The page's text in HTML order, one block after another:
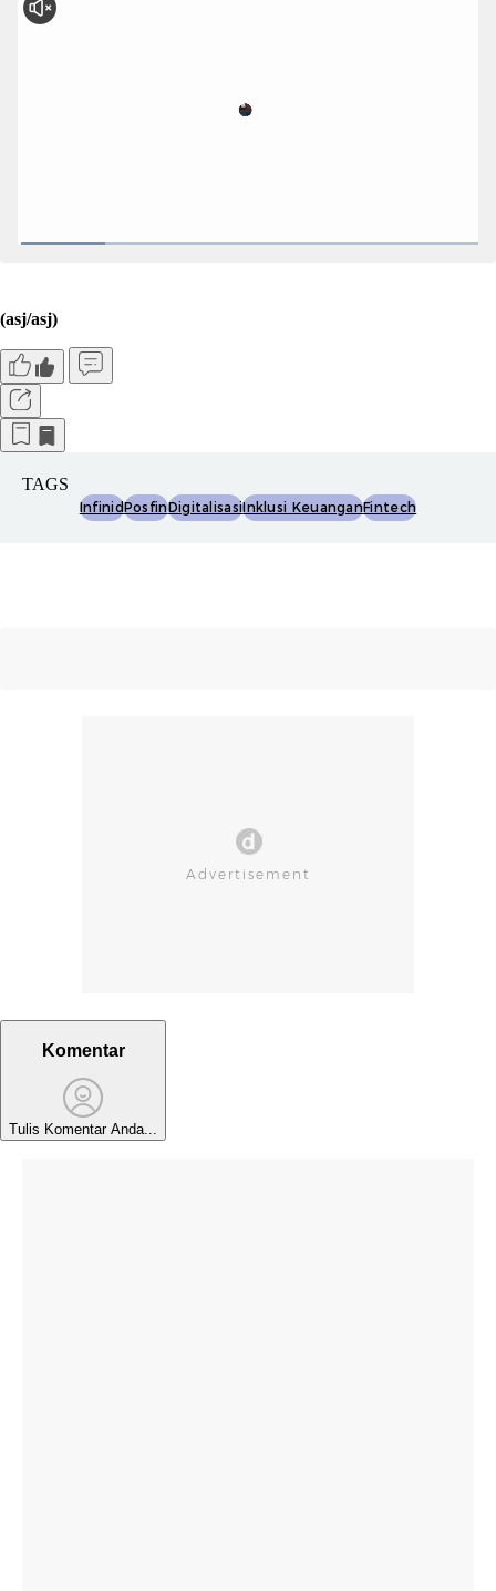
(asj/asj)
TAGS
InfinidPosfinDigitalisasiInklusi KeuanganFintech
Komentar
Tulis Komentar Anda...